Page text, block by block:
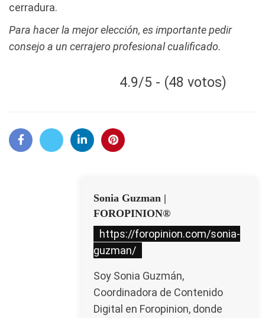
cerradura.
Para hacer la mejor elección, es importante pedir
consejo a un cerrajero profesional cualificado.
4.9/5 - (48 votos)
Sonia Guzman |
FOROPINION®
https://foropinion.com/sonia-
guzman/
Soy Sonia Guzmán,
Coordinadora de Contenido
Digital en Foropinion, donde